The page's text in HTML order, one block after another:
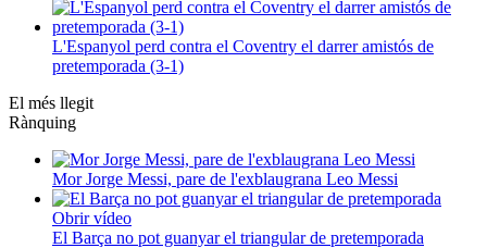
L'Espanyol perd contra el Coventry el darrer amistós de
pretemporada (3-1)
El més llegit
Rànquing
Mor Jorge Messi, pare de l'exblaugrana Leo Messi
Obrir vídeo
El Barça no pot guanyar el triangular de pretemporada